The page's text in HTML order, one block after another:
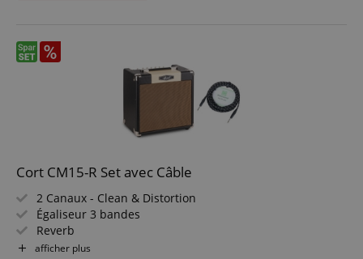
Cort CM15-R Set avec Câble
2 Canaux - Clean & Distortion
Égaliseur 3 bandes
Reverb
Puissance de 15 Watts (RMS)
afficher plus